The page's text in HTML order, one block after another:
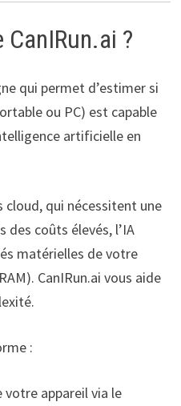
CanIRun.ai ?
qui permet d’estimer si
ou PC) est capable
artificielle en
qui nécessitent une
coûts élevés, l’IA
matérielles de votre
CanIRun.ai vous aide
:
votre appareil via le